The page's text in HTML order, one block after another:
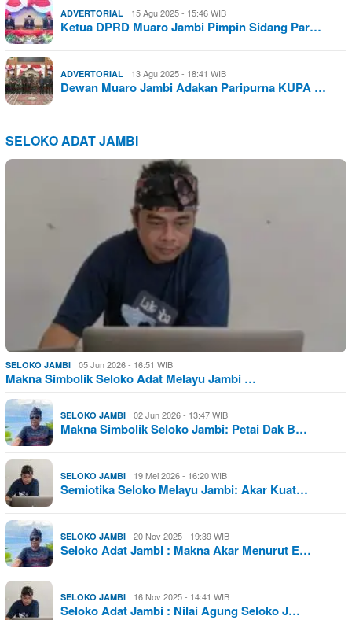
ADVERTORIAL 15 Agu 2025 - 15:46 WIB
Ketua DPRD Muaro Jambi Pimpin Sidang Par…
ADVERTORIAL 13 Agu 2025 - 18:41 WIB
Dewan Muaro Jambi Adakan Paripurna KUPA …
SELOKO ADAT JAMBI
SELOKO JAMBI 05 Jun 2026 - 16:51 WIB
Makna Simbolik Seloko Adat Melayu Jambi …
SELOKO JAMBI 02 Jun 2026 - 13:47 WIB
Makna Simbolik Seloko Jambi: Petai Dak B…
SELOKO JAMBI 19 Mei 2026 - 16:20 WIB
Semiotika Seloko Melayu Jambi: Akar Kuat…
SELOKO JAMBI 20 Nov 2025 - 19:39 WIB
Seloko Adat Jambi : Makna Akar Menurut E…
SELOKO JAMBI 16 Nov 2025 - 14:41 WIB
Seloko Adat Jambi : Nilai Agung Seloko J…